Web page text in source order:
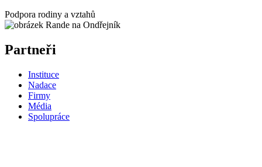
Podpora rodiny a vztahů
Partneři
Instituce
Nadace
Firmy
Média
Spolupráce